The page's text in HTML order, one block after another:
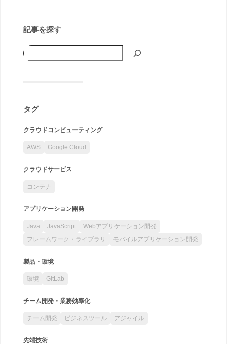
記事を探す
タグ
クラウドコンピューティング
AWS Google Cloud
クラウドサービス
コンテナ
アプリケーション開発
Java JavaScript
Webアプリケーション開発
フレームワーク・ライブラリ
モバイルアプリケーション開発
製品・環境
環境 GitLab
チーム開発・業務効率化
チーム開発 ビジネスツール アジャイル
先端技術